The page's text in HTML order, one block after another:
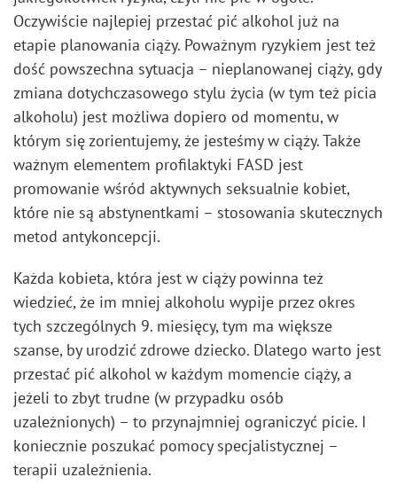
Oczywiście najlepiej przestać pić alkohol już na
etapie planowania ciąży. Poważnym ryzykiem jest też
dość powszechna sytuacja – nieplanowanej ciąży, gdy
zmiana dotychczasowego stylu życia (w tym też picia
alkoholu) jest możliwa dopiero od momentu, w
którym się zorientujemy, że jesteśmy w ciąży. Także
ważnym elementem profilaktyki FASD jest
promowanie wśród aktywnych seksualnie kobiet,
które nie są abstynentkami – stosowania skutecznych
metod antykoncepcji.
Każda kobieta, która jest w ciąży powinna też
wiedzieć, że im mniej alkoholu wypije przez okres
tych szczególnych 9. miesięcy, tym ma większe
szanse, by urodzić zdrowe dziecko. Dlatego warto jest
przestać pić alkohol w każdym momencie ciąży, a
jeżeli to zbyt trudne (w przypadku osób
uzależnionych) – to przynajmniej ograniczyć picie. I
koniecznie poszukać pomocy specjalistycznej –
terapii uzależnienia.